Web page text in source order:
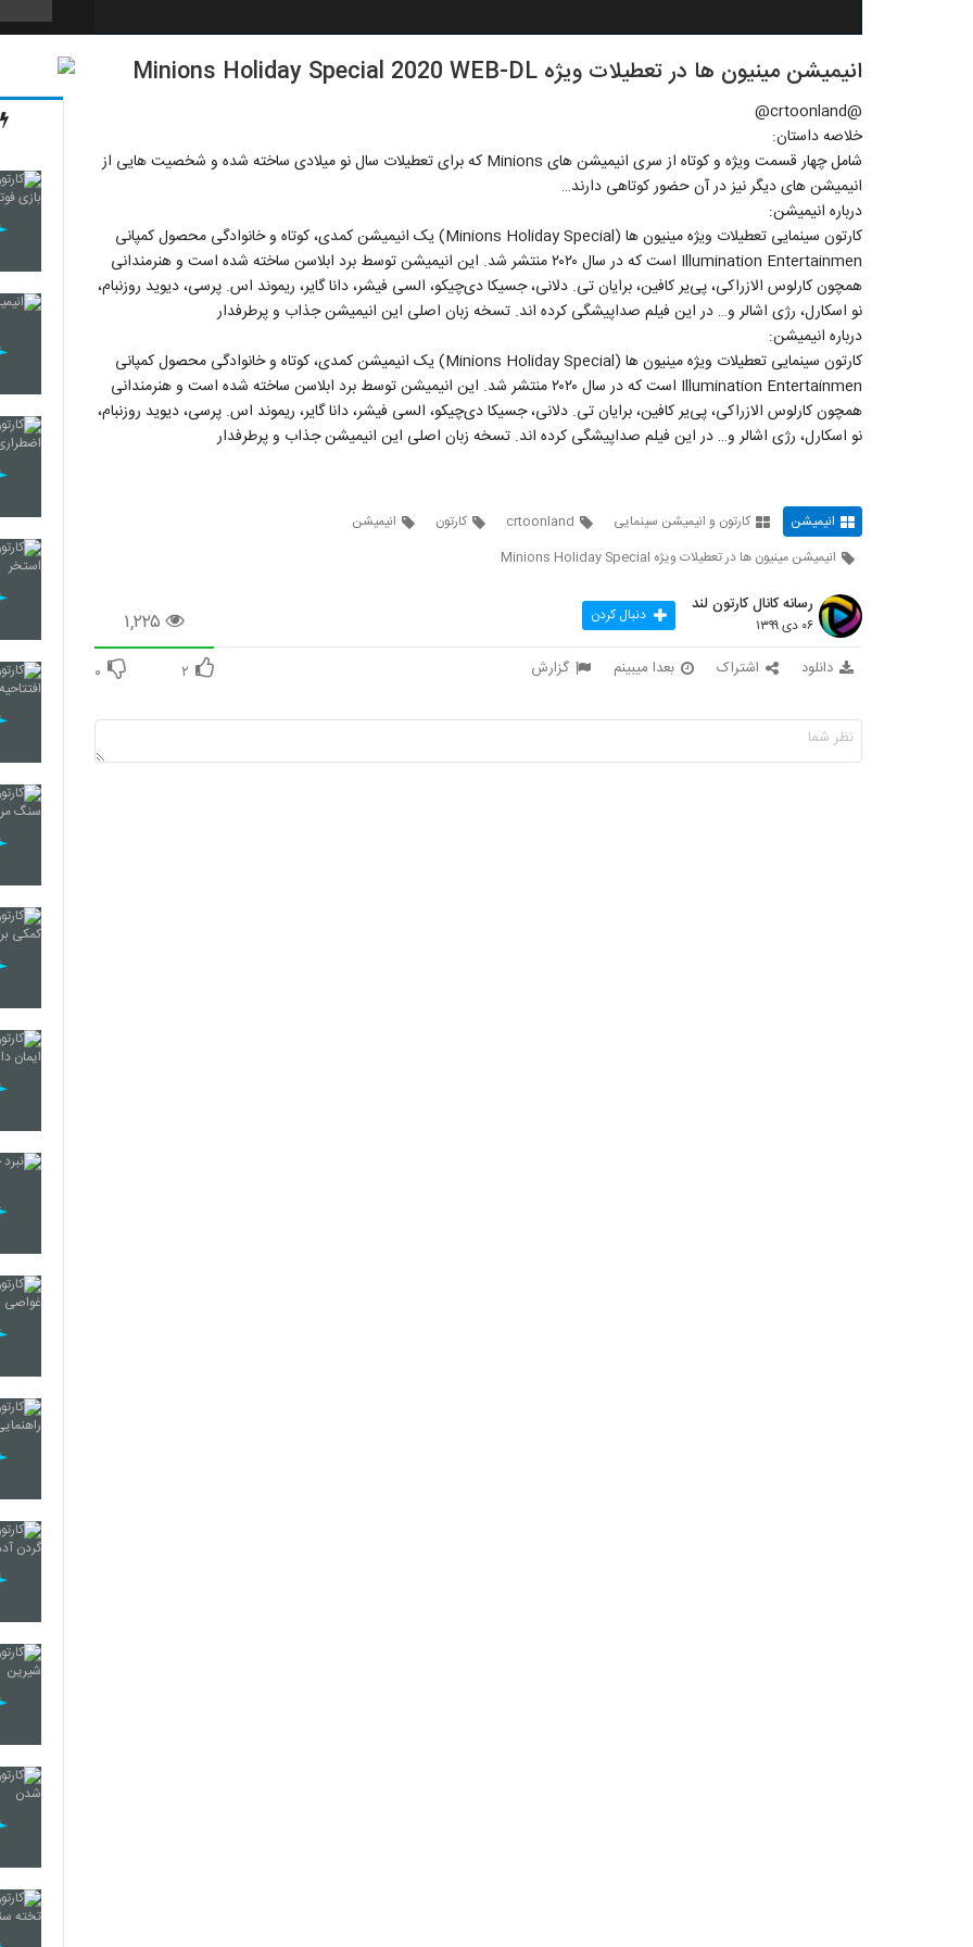
15 انیمیشن مینیون ها در تعطیلات ویژه Minions Holiday Special 2020 WEB-DL
@crtoonland@
خلاصه داستان:
شامل چهار قسمت ویژه و کوتاه از سری انیمیشن های Minions که برای تعطیلات سال نو میلادی ساخته شده و شخصیت هایی از
انیمیشن های دیگر نیز در آن حضور کوتاهی دارند…
درباره انیمیشن:
کارتون سینمایی تعطیلات ویژه مینیون ها (Minions Holiday Special) یک انیمیشن کمدی، کوتاه و خانوادگی محصول کمپانی
Illumination Entertainmen است که در سال ۲۰۲۰ منتشر شد. این انیمیشن توسط برد ابلاسن ساخته شده است و هنرمندانی
همچون کارلوس الازراکی، پی‌یر کافین، برایان تی. دلانی، جسیکا دی‌چیکو، السی فیشر، دانا گایر، ریموند اس. پرسی، دیوید روزنبام،
نو اسکارل، رژی اشالر و… در این فیلم صداپیشگی کرده اند. تسخه زبان اصلی این انیمیشن جذاب و پرطرفدار
درباره انیمیشن:
کارتون سینمایی تعطیلات ویژه مینیون ها (Minions Holiday Special) یک انیمیشن کمدی، کوتاه و خانوادگی محصول کمپانی
Illumination Entertainmen است که در سال ۲۰۲۰ منتشر شد. این انیمیشن توسط برد ابلاسن ساخته شده است و هنرمندانی
همچون کارلوس الازراکی، پی‌یر کافین، برایان تی. دلانی، جسیکا دی‌چیکو، السی فیشر، دانا گایر، ریموند اس. پرسی، دیوید روزنبام،
نو اسکارل، رژی اشالر و… در این فیلم صداپیشگی کرده اند. تسخه زبان اصلی این انیمیشن جذاب و پرطرفدار
انیمیشن کارتون و انیمیشن سینمایی crtoonland کارتون
انیمیشن
انیمیشن مینیون ها در تعطیلات ویژه Minions Holiday Special
۱,۲۲۵
رسانه کانال کارتون لند
۰۶ دی ۱۳۹۹ دنبال کردن
دانلود اشتراک بعدا میبینم گزارش ۲ ۰